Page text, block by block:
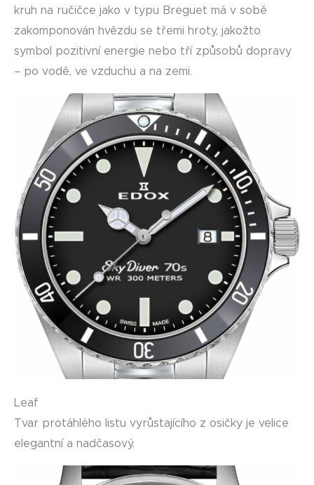
kruh na ručičce jako v typu Breguet má v sobě
zakomponován hvězdu se třemi hroty, jakožto
symbol pozitivní energie nebo tří způsobů dopravy
– po vodě, ve vzduchu a na zemi.
Leaf
Tvar protáhlého listu vyrůstajícího z osičky je velice
elegantní a nadčasový.